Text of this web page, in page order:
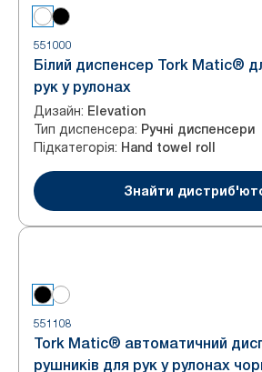
551000
Білий диспенсер Tork Matic®
рук у рулонах
Дизайн: Elevation
Тип диспенсера: Ручні диспенсери
Підкатегорія: Hand towel roll
Знайти
551108
Tork Matic® автоматичний
рушників для рук у рулонах